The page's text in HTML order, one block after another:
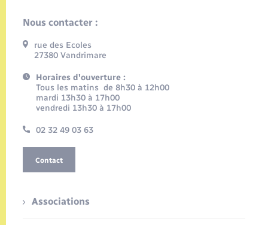
Nous contacter :
rue des Ecoles
27380 Vandrimare
Horaires d'ouverture :
Tous les matins de 8h30 à 12h00
mardi 13h30 à 17h00
vendredi 13h30 à 17h00
02 32 49 03 63
Contact
Associations